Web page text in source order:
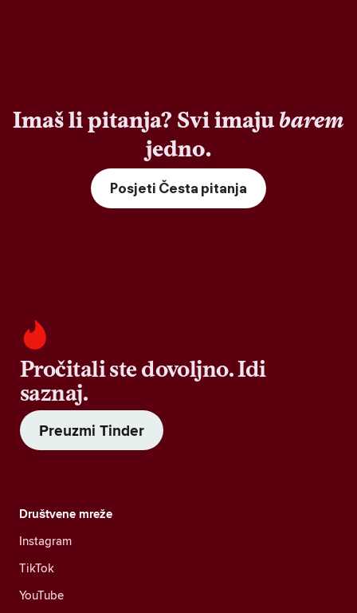
Imaš li pitanja? Svi imaju barem
jedno.
Posjeti Česta pitanja
Pročitali ste dovoljno. Idi
saznaj.
Preuzmi Tinder
Društvene mreže
Instagram
TikTok
YouTube